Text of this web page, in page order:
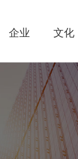
企业 文化